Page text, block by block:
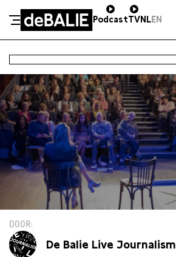
Meteen naar de content
De Balie
PodcastTVNLEN
DOOR
De Balie Live Journalism